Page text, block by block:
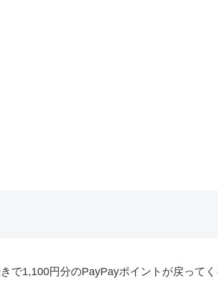
で1,100円分のPayPayポイントが戻ってく